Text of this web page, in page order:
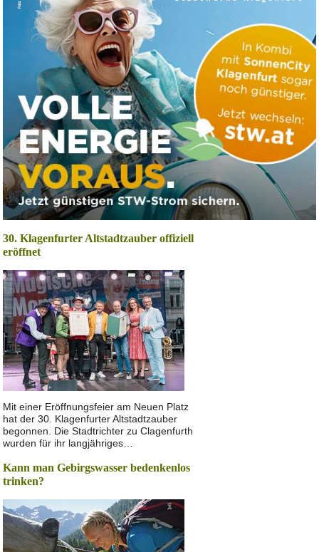
30. Klagenfurter Altstadtzauber offiziell
eröffnet
Mit einer Eröffnungsfeier am Neuen Platz
hat der 30. Klagenfurter Altstadtzauber
begonnen. Die Stadtrichter zu Clagenfurth
wurden für ihr langjähriges…
Kann man Gebirgswasser bedenkenlos
trinken?